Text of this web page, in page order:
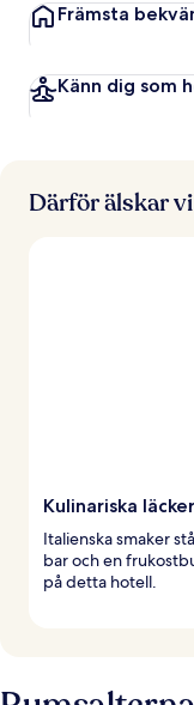
Främsta
Känn dig som
Därför älskar
Kulinariska
Italienska smaker
bar och en
på detta hotell.